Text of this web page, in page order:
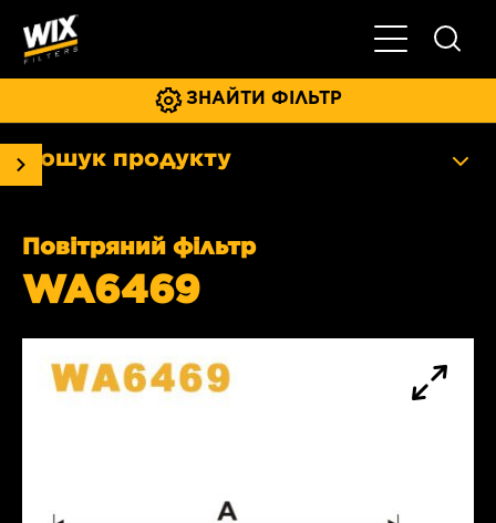
Увімкнути/
ЗНАЙТИ ФІЛЬТР
Пошук продукту
Повітряний фільтр
WA6469